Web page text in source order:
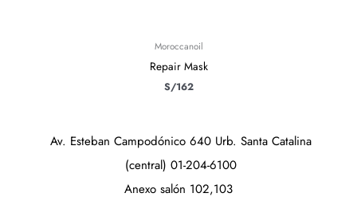
Moroccanoil
Repair Mask
S/162
Av. Esteban Campodónico 640 Urb. Santa Catalina
(central) 01-204-6100
Anexo salón 102,103